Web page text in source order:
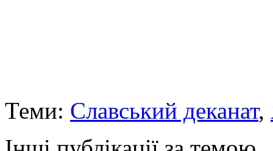
Теми: Славський деканат,